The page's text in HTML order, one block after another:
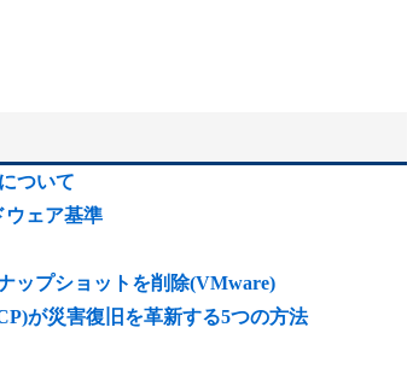
ついて
ウェア基準
ップショットを削除(VMware)
が災害復旧を革新する5つの方法